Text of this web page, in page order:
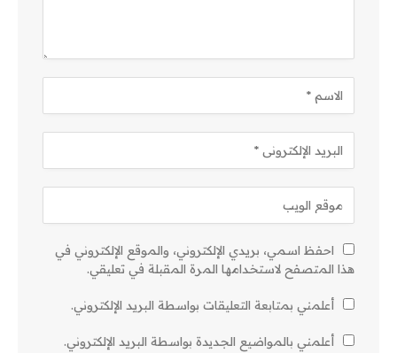
احفظ اسمي، بريدي الإلكتروني، والموقع الإلكتروني في
هذا المتصفح لاستخدامها المرة المقبلة في تعليقي.
أعلمني بمتابعة التعليقات بواسطة البريد الإلكتروني.
أعلمني بالمواضيع الجديدة بواسطة البريد الإلكتروني.